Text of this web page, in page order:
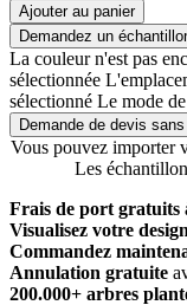
Ajouter au panier
Demandez un
La couleur n'est pas
sélectionnée
sélectionné Le mode
Demande de devis
Vous pouvez importer
Les
Frais de port gratuits
Visualisez votre
Commandez
Annulation gratuite
200.000+ arbres